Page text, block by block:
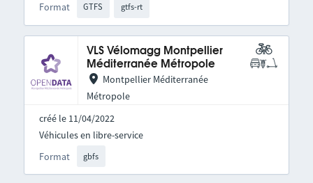
Format GTFS gtfs-rt
VLS Vélomagg Montpellier
Méditerranée Métropole
Montpellier Méditerranée
Métropole
créé le 11/04/2022
Format gbfs
Véhicules en libre-service